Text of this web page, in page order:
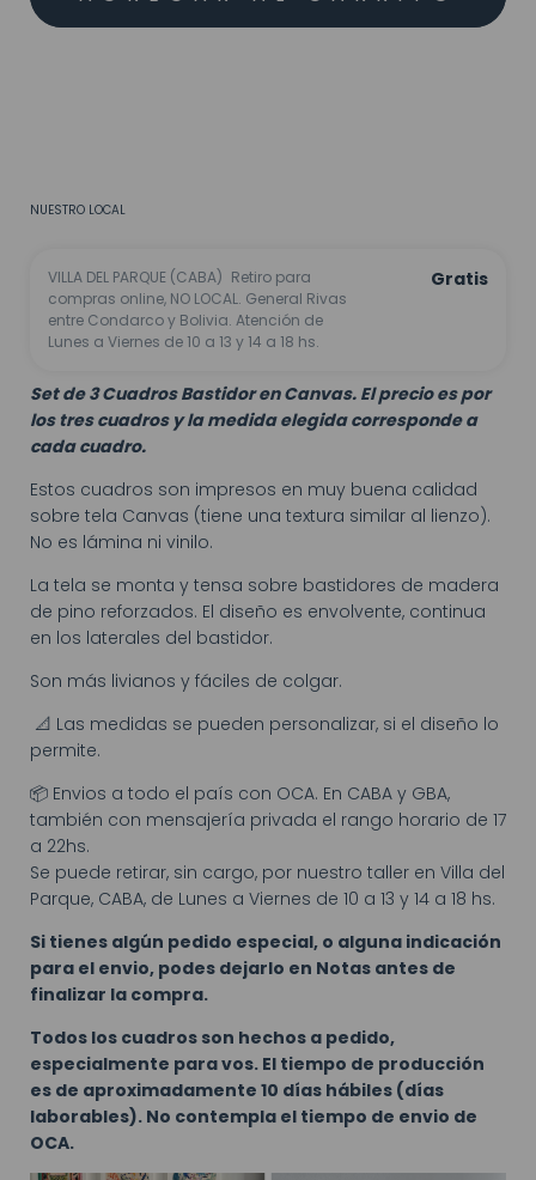
NUESTRO LOCAL
VILLA DEL PARQUE (CABA) Retiro para
compras online, NO LOCAL. General Rivas
entre Condarco y Bolivia. Atención de
Lunes a Viernes de 10 a 13 y 14 a 18 hs.
Gratis
Set de 3 Cuadros Bastidor en Canvas. El precio es por
los tres cuadros y la medida elegida corresponde a
cada cuadro.
Estos cuadros son impresos en muy buena calidad
sobre tela Canvas (tiene una textura similar al lienzo).
No es lámina ni vinilo.
La tela se monta y tensa sobre bastidores de madera
de pino reforzados. El diseño es envolvente, continua
en los laterales del bastidor.
Son más livianos y fáciles de colgar.
📐 Las medidas se pueden personalizar, si el diseño lo
permite.
📦 Envios a todo el país con OCA. En CABA y GBA,
también con mensajería privada el rango horario de 17
a 22hs.
Se puede retirar, sin cargo, por nuestro taller en Villa del
Parque, CABA, de Lunes a Viernes de 10 a 13 y 14 a 18 hs.
Si tienes algún pedido especial, o alguna indicación
para el envio, podes dejarlo en Notas antes de
finalizar la compra.
Todos los cuadros son hechos a pedido,
especialmente para vos. El tiempo de producción
es de aproximadamente 10 días hábiles (días
laborables). No contempla el tiempo de envio de
OCA.